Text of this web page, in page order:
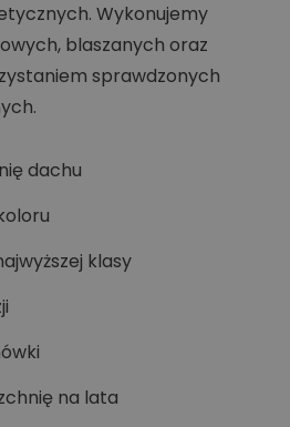
Wykonujemy
blaszanych oraz
sprawdzonych
dachu
klasy
na lata